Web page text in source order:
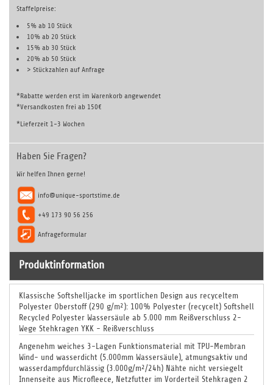
Staffelpreise:
5% ab 10 Stück
10% ab 20 Stück
15% ab 30 Stück
20% ab 50 Stück
> Stückzahlen auf Anfrage
*Rabatte werden erst im Warenkorb angewendet
*Versandkosten frei ab 150€
*Lieferzeit 1-3 Wochen
Haben Sie Fragen?
Wir helfen Ihnen gerne!
info@unique-sportstime.de
+49 173 90 56 256
Anfrageformular
Produktinformation
Klassische Softshelljacke im sportlichen Design aus recyceltem
Polyester Oberstoff (290 g/m²): 100% Polyester (recycelt) Softshell
Recycled Polyester Wassersäule ab 5.000 mm Reißverschluss 2-
Wege Stehkragen YKK - Reißverschluss
Angenehm weiches 3-Lagen Funktionsmaterial mit TPU-Membran
Wind- und wasserdicht (5.000mm Wassersäule), atmungsaktiv und
wasserdampfdurchlässig (3.000g/m²/24h) Nähte nicht versiegelt
Innenseite aus Microfleece, Netzfutter im Vorderteil Stehkragen 2